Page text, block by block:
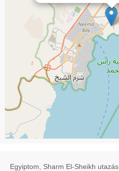
Egyiptom, Sharm El-Sheikh utazás